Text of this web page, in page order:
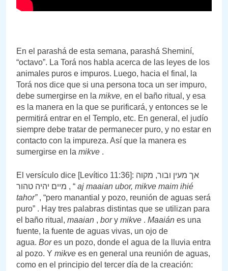
En el parashá de esta semana, parashá Sheminí,
“octavo”. La Torá nos habla acerca de las leyes de los
animales puros e impuros. Luego, hacia el final, la
Torá nos dice que si una persona toca un ser impuro,
debe sumergirse en la mikve, en el baño ritual, y esa
es la manera en la que se purificará, y entonces se le
permitirá entrar en el Templo, etc. En general, el judío
siempre debe tratar de permanecer puro, y no estar en
contacto con la impureza. Así que la manera es
sumergirse en la mikve .
El versículo dice [Levítico 11:36]: אך מעין ובור, מקוה
מיים יהיה טהור , “ aj maaian ubor, mikve maim ihié
tahor” , “pero manantial y pozo, reunión de aguas será
puro” . Hay tres palabras distintas que se utilizan para
el baño ritual, maaian , bory mikve . Maaián es una
fuente, la fuente de aguas vivas, un ojo de
agua. Bores un pozo, donde el agua de la lluvia entra
al pozo. Y mikve es en general una reunión de aguas,
como en el principio del tercer día de la creación: